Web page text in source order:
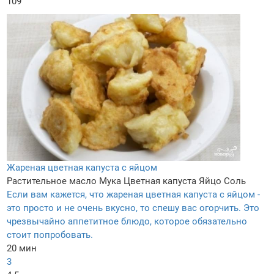
Жареная цветная капуста с яйцом
Растительное масло Мука Цветная капуста Яйцо Соль
Если вам кажется, что жареная цветная капуста с яйцом -
это просто и не очень вкусно, то спешу вас огорчить. Это
чрезвычайно аппетитное блюдо, которое обязательно
стоит попробовать.
20 мин
3